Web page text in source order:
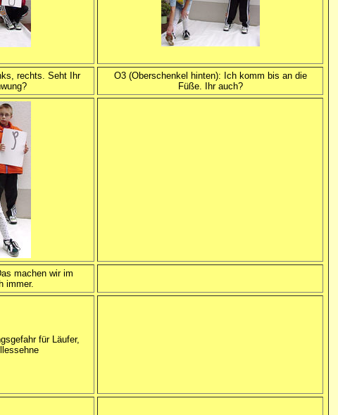
rechts. Seht Ihr
O3 (Oberschenkel hinten): Ich komm bis an die
Füße. Ihr auch?
machen wir im
immer.
für Läufer,